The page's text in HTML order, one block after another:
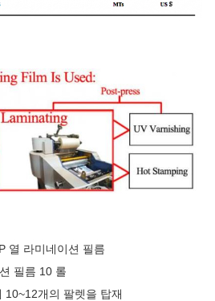
열 라미네이션 필름
필름 10 롤
10~12개의 팔렛을 탑재